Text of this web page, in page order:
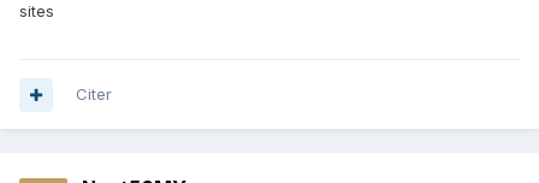
sites
Citer